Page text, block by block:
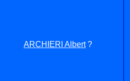
ARCHIERI Albert?